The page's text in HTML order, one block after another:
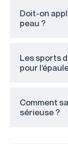
Doit-on
peau ?
Les sports
pour
Comment
sérieuse ?